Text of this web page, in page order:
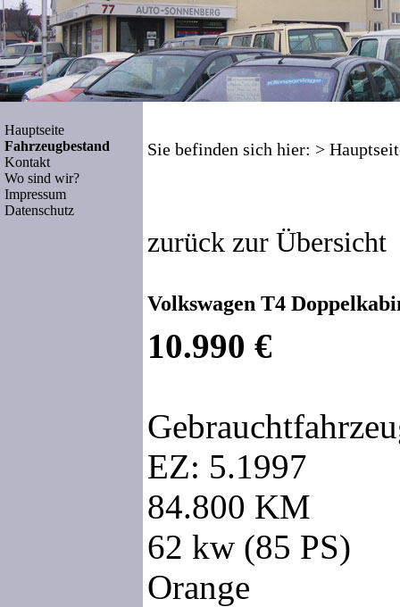
Hauptseite
Fahrzeugbestand
Kontakt
Wo sind wir?
Impressum
Datenschutz
Sie befinden sich hier: >
zurück zur Übersicht
Volkswagen T4
10.990 €
EZ: 5.1997
84.800 KM
62 kw (85 PS)
Orange